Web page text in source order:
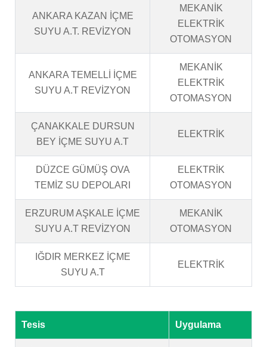
ANKARA KAZAN İÇME
SUYU A.T. REVİZYON
MEKANİK
ELEKTRİK
OTOMASYON
ANKARA TEMELLİ İÇME
SUYU A.T REVİZYON
MEKANİK
ELEKTRİK
OTOMASYON
ÇANAKKALE DURSUN
BEY İÇME SUYU A.T
ELEKTRİK
DÜZCE GÜMÜŞ OVA
TEMİZ SU DEPOLARI
ELEKTRİK
OTOMASYON
ERZURUM AŞKALE İÇME
SUYU A.T REVİZYON
MEKANİK
OTOMASYON
IĞDIR MERKEZ İÇME
SUYU A.T
ELEKTRİK
Tesis Uygulama